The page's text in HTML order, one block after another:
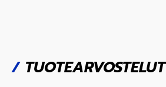
/TUOTEARVOSTELUT